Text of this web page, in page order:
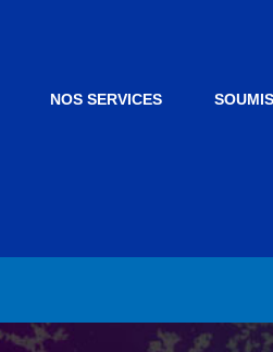
NOS SERVICES